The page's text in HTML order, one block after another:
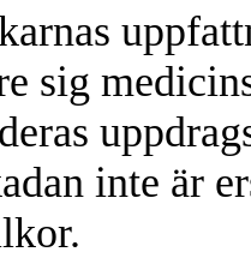
sig
inte är